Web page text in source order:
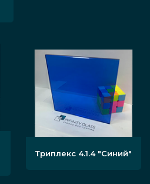
Триплекс 4.1.4 "Синий"